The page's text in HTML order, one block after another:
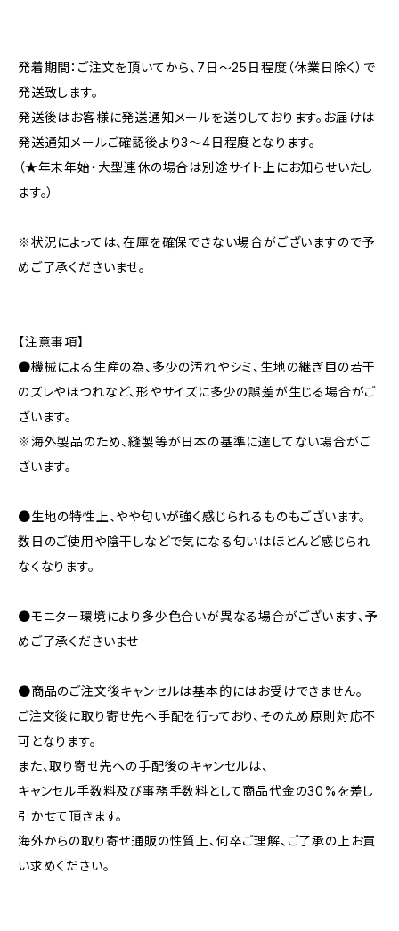
発着期間：ご注文を頂いてから、7日〜25日程度（休業日除く）で
発送致します。
発送後はお客様に発送通知メールを送りしております。お届けは
発送通知メールご確認後より3〜4日程度となります。
（★年末年始・大型連休の場合は別途サイト上にお知らせいたし
ます。）
※状況によっては、在庫を確保できない場合がございますので予
めご了承くださいませ。
【注意事項】
●機械による生産の為、多少の汚れやシミ、生地の継ぎ目の若干
のズレやほつれなど、形やサイズに多少の誤差が生じる場合がご
ざいます。
※海外製品のため、縫製等が日本の基準に達してない場合がご
ざいます。
●生地の特性上、やや匂いが強く感じられるものもございます。
数日のご使用や陰干しなどで気になる匂いはほとんど感じられ
なくなります。
●モニター環境により多少色合いが異なる場合がございます、予
めご了承くださいませ
●商品のご注文後キャンセルは基本的にはお受けできません。
ご注文後に取り寄せ先へ手配を行っており、そのため原則対応不
可となります。
また、取り寄せ先への手配後のキャンセルは、
キャンセル手数料及び事務手数料として商品代金の30%を差し
引かせて頂きます。
海外からの取り寄せ通販の性質上、何卒ご理解、ご了承の上お買
い求めください。